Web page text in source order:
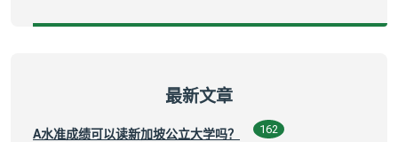
最新文章
A水准成绩可以读新加坡公立大学吗？ 162